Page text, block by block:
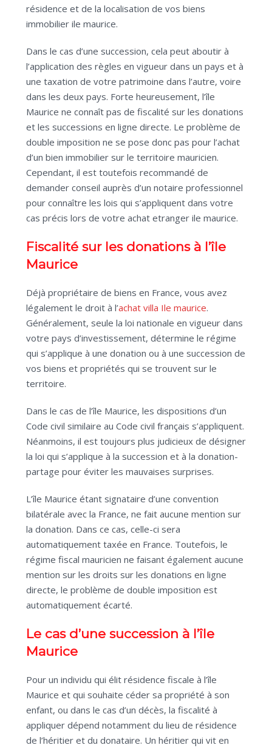
résidence et de la localisation de vos biens
immobilier ile maurice.
Dans le cas d’une succession, cela peut aboutir à
l’application des règles en vigueur dans un pays et à
une taxation de votre patrimoine dans l’autre, voire
dans les deux pays. Forte heureusement, l’île
Maurice ne connaît pas de fiscalité sur les donations
et les successions en ligne directe. Le problème de
double imposition ne se pose donc pas pour l’achat
d’un bien immobilier sur le territoire mauricien.
Cependant, il est toutefois recommandé de
demander conseil auprès d’un notaire professionnel
pour connaître les lois qui s’appliquent dans votre
cas précis lors de votre achat etranger ile maurice.
Fiscalité sur les donations à l’île
Maurice
Déjà propriétaire de biens en France, vous avez
légalement le droit à l’achat villa Ile maurice.
Généralement, seule la loi nationale en vigueur dans
votre pays d’investissement, détermine le régime
qui s’applique à une donation ou à une succession de
vos biens et propriétés qui se trouvent sur le
territoire.
Dans le cas de l’île Maurice, les dispositions d’un
Code civil similaire au Code civil français s’appliquent.
Néanmoins, il est toujours plus judicieux de désigner
la loi qui s’applique à la succession et à la donation-
partage pour éviter les mauvaises surprises.
L’île Maurice étant signataire d’une convention
bilatérale avec la France, ne fait aucune mention sur
la donation. Dans ce cas, celle-ci sera
automatiquement taxée en France. Toutefois, le
régime fiscal mauricien ne faisant également aucune
mention sur les droits sur les donations en ligne
directe, le problème de double imposition est
automatiquement écarté.
Le cas d’une succession à l’île
Maurice
Pour un individu qui élit résidence fiscale à l’île
Maurice et qui souhaite céder sa propriété à son
enfant, ou dans le cas d’un décès, la fiscalité à
appliquer dépend notamment du lieu de résidence
de l’héritier et du donataire. Un héritier qui vit en